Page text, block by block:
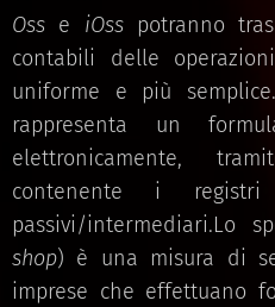
Oss e iOsspotranno
contabili delle
uniforme e più
rappresenta un
elettronicamente,
contenente i
passivi/intermediari.Lo
shop) è una misura di
imprese che effettuano